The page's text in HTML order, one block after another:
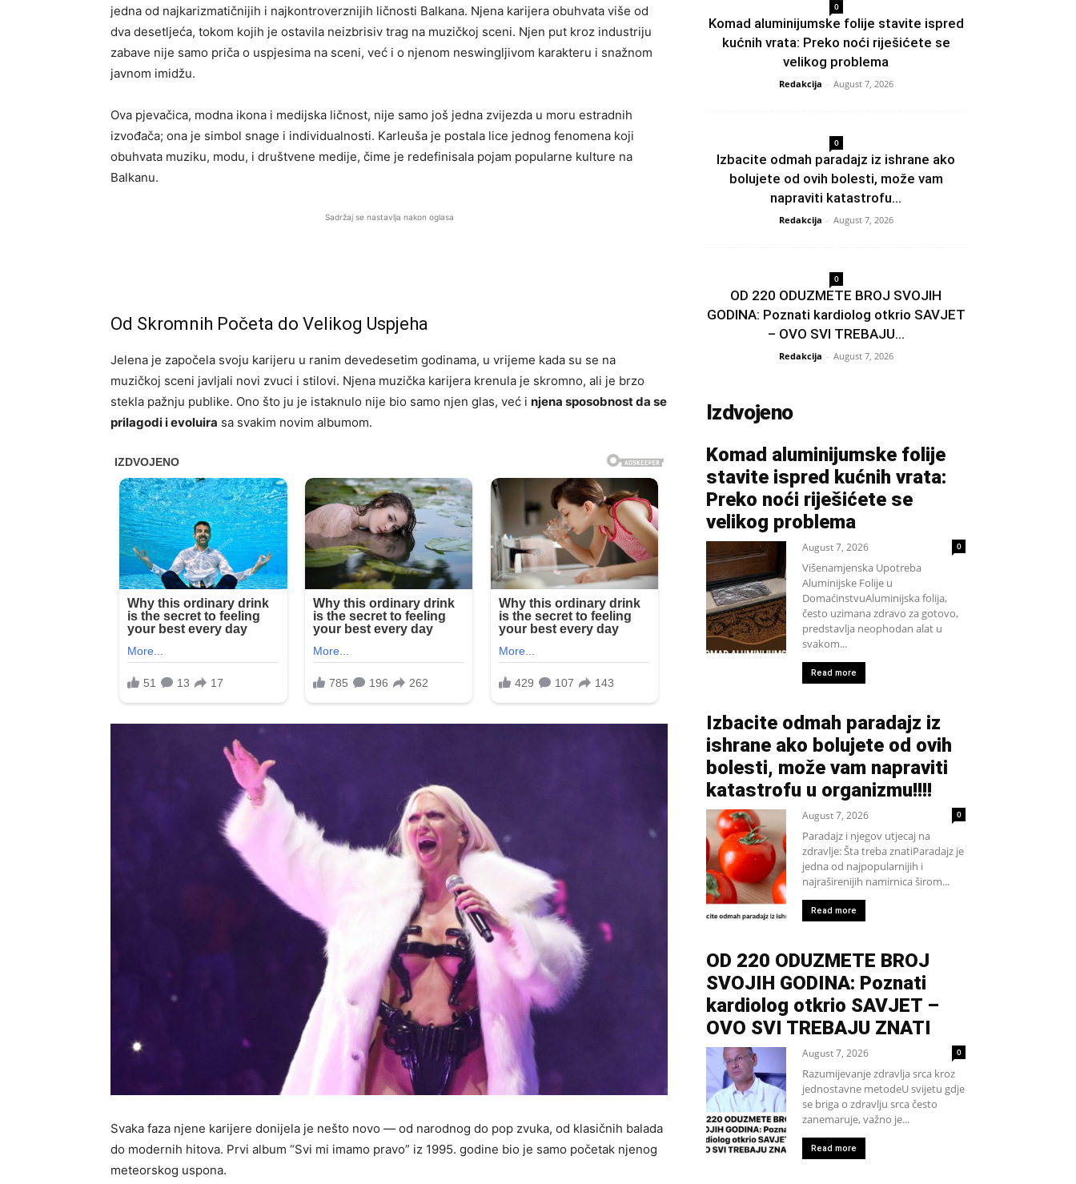
jedna od najkarizmatičnijih i najkontroverznijih ličnosti Balkana. Njena karijera obuhvata više od
dva desetljeća, tokom kojih je ostavila neizbrisiv trag na muzičkoj sceni. Njen put kroz industriju
zabave nije samo priča o uspjesima na sceni, već i o njenom neswingljivom karakteru i snažnom
javnom imidžu.
Ova pjevačica, modna ikona i medijska ličnost, nije samo još jedna zvijezda u moru estradnih
izvođača; ona je simbol snage i individualnosti. Karleuša je postala lice jednog fenomena koji
obuhvata muziku, modu, i društvene medije, čime je redefinisala pojam popularne kulture na
Balkanu.
Sadržaj se nastavlja nakon oglasa
Od Skromnih Početa do Velikog Uspjeha
Jelena je započela svoju karijeru u ranim devedesetim godinama, u vrijeme kada su se na
muzičkoj sceni javljali novi zvuci i stilovi. Njena muzička karijera krenula je skromno, ali je brzo
stekla pažnju publike. Ono što ju je istaknulo nije bio samo njen glas, već i njena sposobnost da se
prilagodi i evoluira sa svakim novim albumom.
Svaka faza njene karijere donijela je nešto novo — od narodnog do pop zvuka, od klasičnih balada
do modernih hitova. Prvi album “Svi mi imamo pravo” iz 1995. godine bio je samo početak njenog
meteorskog uspona.
0
Komad aluminijumske folije stavite ispred
kućnih vrata: Preko noći riješićete se
velikog problema
Redakcija - August 7, 2026
0
Izbacite odmah paradajz iz ishrane ako
bolujete od ovih bolesti, može vam
napraviti katastrofu...
Redakcija - August 7, 2026
0
OD 220 ODUZMETE BROJ SVOJIH
GODINA: Poznati kardiolog otkrio SAVJET
– OVO SVI TREBAJU...
Redakcija - August 7, 2026
Izdvojeno
Komad aluminijumske folije
stavite ispred kućnih vrata:
Preko noći riješićete se
velikog problema
August 7, 2026 0
Višenamjenska Upotreba
Aluminijske Folije u
DomaćinstvuAluminijska folija,
često uzimana zdravo za gotovo,
predstavlja neophodan alat u
svakom...
Read more
Izbacite odmah paradajz iz
ishrane ako bolujete od ovih
bolesti, može vam napraviti
katastrofu u organizmu!!!!
August 7, 2026 0
Paradajz i njegov utjecaj na
zdravlje: Šta treba znatiParadajz je
jedna od najpopularnijih i
najraširenijih namirnica širom...
Read more
OD 220 ODUZMETE BROJ
SVOJIH GODINA: Poznati
kardiolog otkrio SAVJET –
OVO SVI TREBAJU ZNATI
August 7, 2026 0
Razumijevanje zdravlja srca kroz
jednostavne metodeU svijetu gdje
se briga o zdravlju srca često
zanemaruje, važno je...
Read more